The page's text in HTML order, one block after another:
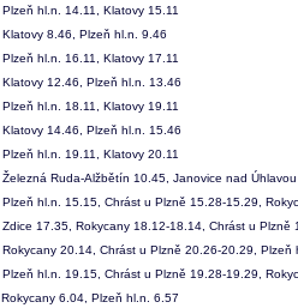
Plzeň hl.n. 14.11, Klatovy 15.11
Klatovy 8.46, Plzeň hl.n. 9.46
Plzeň hl.n. 16.11, Klatovy 17.11
Klatovy 12.46, Plzeň hl.n. 13.46
Plzeň hl.n. 18.11, Klatovy 19.11
Klatovy 14.46, Plzeň hl.n. 15.46
Plzeň hl.n. 19.11, Klatovy 20.11
Železná Ruda-Alžbětín 10.45, Janovice nad
Plzeň hl.n. 15.15, Chrást u Plzně 15.28-15.29,
Zdice 17.35, Rokycany 18.12-18.14, Chrást u Plzně
Rokycany 20.14, Chrást u Plzně 20.26-20.29, Plzeň
Plzeň hl.n. 19.15, Chrást u Plzně 19.28-19.29,
Rokycany 6.04, Plzeň hl.n. 6.57